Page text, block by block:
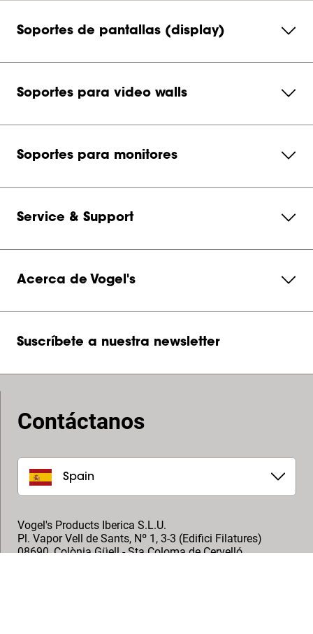
Soportes de pantallas (display)
Soportes para video walls
Soportes para monitores
Service & Support
Acerca de Vogel's
Suscríbete a nuestra newsletter
Contáctanos
Spain
Vogel's Products Iberica S.L.U.
Pl. Vapor Vell de Sants, Nº 1, 3-3 (Edifici Filatures)
08690,Colònia Güell - Sta Coloma de Cervelló